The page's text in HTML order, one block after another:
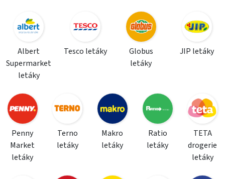
Albert
Supermarket
letáky
Tesco letáky
Globus
letáky
JIP letáky
Penny
Market
letáky
Terno
letáky
Makro
letáky
Ratio
letáky
TETA
drogerie
letáky